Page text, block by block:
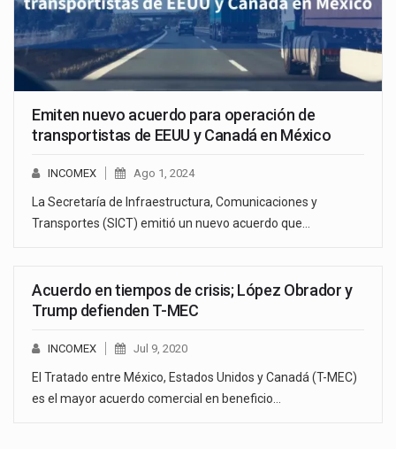
Emiten nuevo acuerdo para operación de
transportistas de EEUU y Canadá en México
INCOMEX Ago 1, 2024
La Secretaría de Infraestructura, Comunicaciones y
Transportes (SICT) emitió un nuevo acuerdo que…
Acuerdo en tiempos de crisis; López Obrador y
Trump defienden T-MEC
INCOMEX Jul 9, 2020
El Tratado entre México, Estados Unidos y Canadá (T-MEC)
es el mayor acuerdo comercial en beneficio…